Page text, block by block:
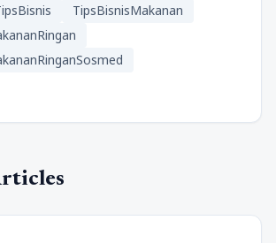
TipsBisnisMakanan